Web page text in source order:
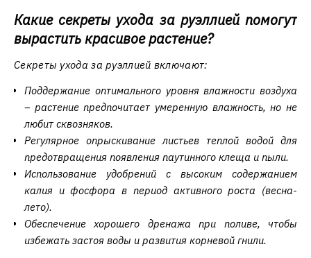
Какие секреты ухода за руэллией помогут
вырастить красивое растение?
Секреты ухода за руэллией включают:
Поддержание оптимального уровня влажности воздуха
– растение предпочитает умеренную влажность, но не
любит сквозняков.
Регулярное опрыскивание листьев теплой водой для
предотвращения появления паутинного клеща и пыли.
Использование удобрений с высоким содержанием
калия и фосфора в период активного роста (весна-
лето).
Обеспечение хорошего дренажа при поливе, чтобы
избежать застоя воды и развития корневой гнили.